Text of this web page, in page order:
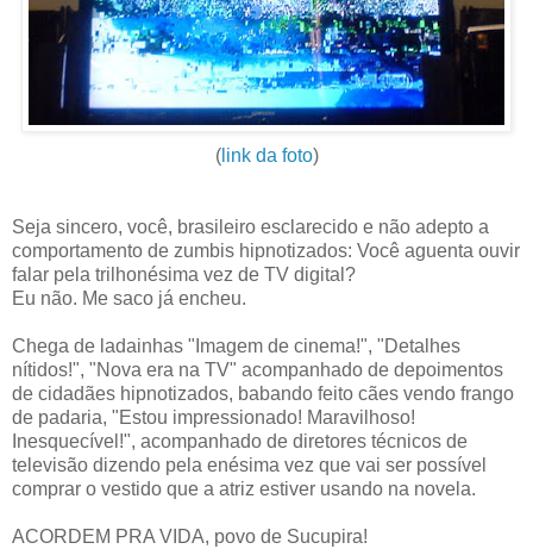
(link da foto)
Seja sincero, você, brasileiro esclarecido e não adepto a
comportamento de zumbis hipnotizados: Você aguenta ouvir
falar pela trilhonésima vez de TV digital?
Eu não. Me saco já encheu.
Chega de ladainhas "Imagem de cinema!", "Detalhes
nítidos!", "Nova era na TV" acompanhado de depoimentos
de cidadães hipnotizados, babando feito cães vendo frango
de padaria, "Estou impressionado! Maravilhoso!
Inesquecível!", acompanhado de diretores técnicos de
televisão dizendo pela enésima vez que vai ser possível
comprar o vestido que a atriz estiver usando na novela.
ACORDEM PRA VIDA, povo de Sucupira!